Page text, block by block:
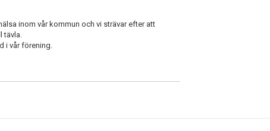
inom vår kommun och vi strävar efter att
tävla.
i vår förening.